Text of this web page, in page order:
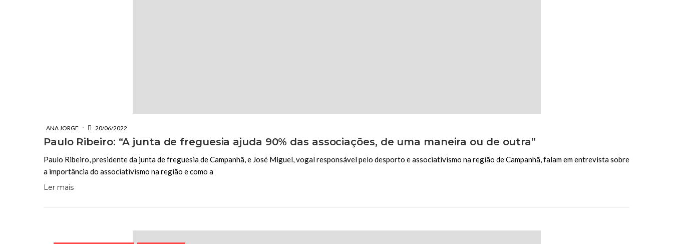
ANA JORGE 20/06/2022
Paulo Ribeiro: “A junta de freguesia ajuda 90% das associações, de uma maneira ou de outra”
Paulo Ribeiro, presidente da junta de freguesia de Campanhã, e José Miguel, vogal responsável pelo desporto e associativismo na região de Campanhã, falam em entrevista sobre
a importância do associativismo na região e como a
Ler mais